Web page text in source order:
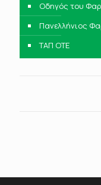
Οδηγός του
Πανελλήνιος
ΤΑΠ ΟΤΕ